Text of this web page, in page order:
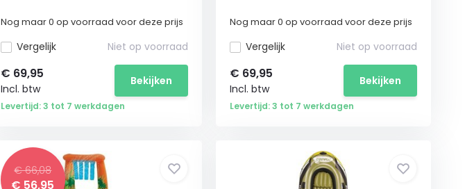
Nog maar 0 op voorraad voor deze prijs
Vergelijk Niet op voorraad
€ 69,95
Incl. btw
Bekijken
Levertijd: 3 tot 7 werkdagen
Nog maar 0 op voorraad voor deze prijs
Vergelijk Niet op voorraad
€ 69,95
Incl. btw
Bekijken
Levertijd: 3 tot 7 werkdagen
€ 66,08
€ 56,95